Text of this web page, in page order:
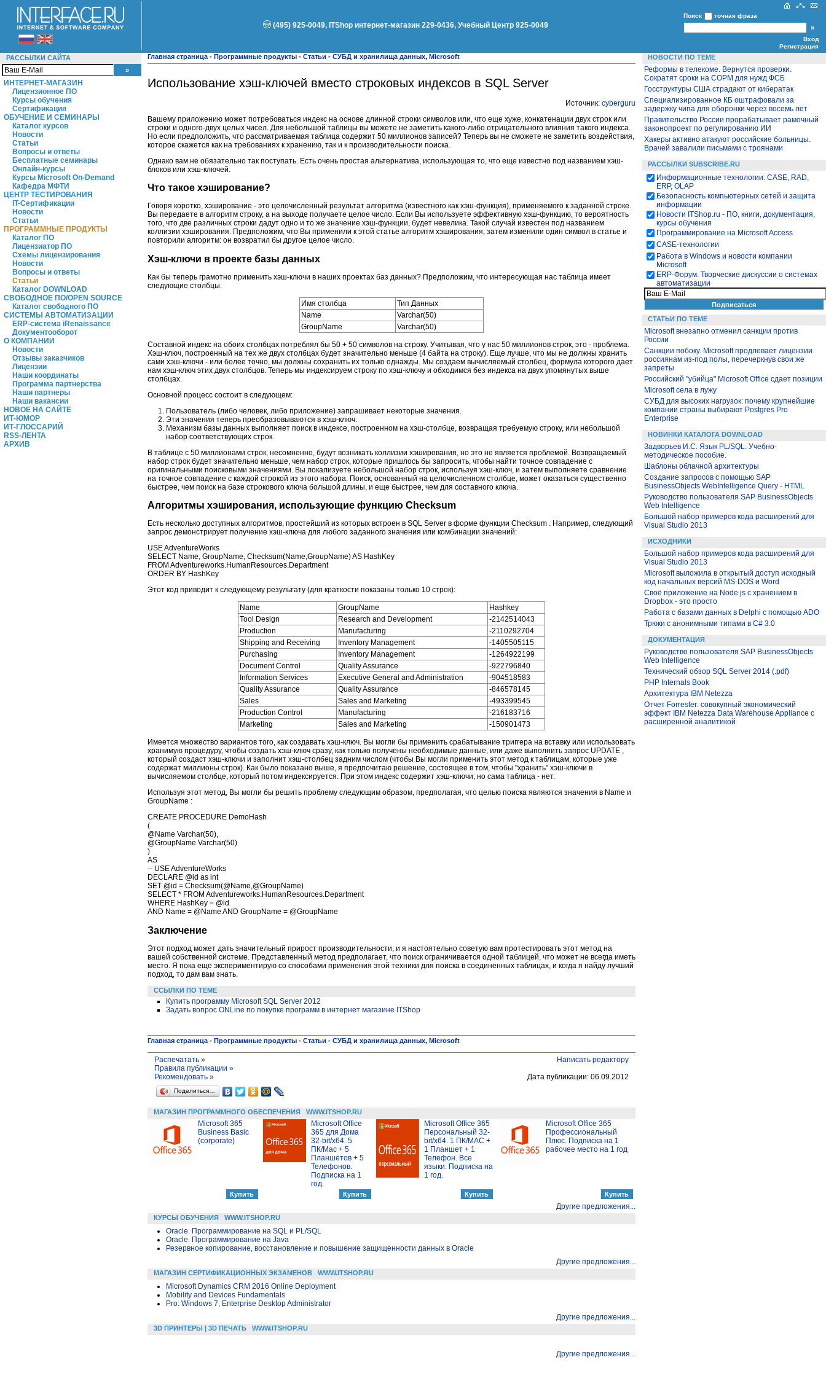
(495) 925-0049, ITShop интернет-магазин 229-0436, Учебный Центр 925-0049
Поиск точная фраза
Вход
Регистрация
РАССЫЛКИ САЙТА
ИНТЕРНЕТ-МАГАЗИН
Лицензионное ПО
Курсы обучения
Сертификация
ОБУЧЕНИЕ И СЕМИНАРЫ
Каталог курсов
Новости
Статьи
Вопросы и ответы
Бесплатные семинары
Онлайн-курсы
Курсы Microsoft On-Demand
Кафедра МФТИ
ЦЕНТР ТЕСТИРОВАНИЯ
IT-Сертификации
Новости
Статьи
ПРОГРАММНЫЕ ПРОДУКТЫ
Каталог ПО
Лицензиатор ПО
Схемы лицензирования
Новости
Вопросы и ответы
Статьи
Каталог DOWNLOAD
СВОБОДНОЕ ПО/OPEN SOURCE
Каталог свободного ПО
СИСТЕМЫ АВТОМАТИЗАЦИИ
ERP-система iRenaissance
Документооборот
О КОМПАНИИ
Новости
Отзывы заказчиков
Лицензии
Наши координаты
Программа партнерства
Наши партнеры
Наши вакансии
НОВОЕ НА САЙТЕ
ИТ-ЮМОР
ИТ-ГЛОССАРИЙ
RSS-ЛЕНТА
АРХИВ
Главная страница - Программные продукты - Статьи - СУБД и хранилища данных, Microsoft
Использование хэш-ключей вместо строковых индексов в SQL Server
Источник: cyberguru
Вашему приложению может потребоваться индекс на основе длинной строки символов или, что еще хуже, конкатенации двух строк или
строки и одного-двух целых чисел. Для небольшой таблицы вы можете не заметить какого-либо отрицательного влияния такого индекса.
Но если предположить, что рассматриваемая таблица содержит 50 миллионов записей? Теперь вы не сможете не заметить воздействия,
которое скажется как на требованиях к хранению, так и к производительности поиска.
Однако вам не обязательно так поступать. Есть очень простая альтернатива, использующая то, что еще известно под названием хэш-
блоков или хэш-ключей.
Что такое хэширование?
Говоря коротко, хэширование - это целочисленный результат алгоритма (известного как хэш-функция), применяемого к заданной строке.
Вы передаете в алгоритм строку, а на выходе получаете целое число. Если Вы используете эффективную хэш-функцию, то вероятность
того, что две различных строки дадут одно и то же значение хэш-функции, будет невелика. Такой случай известен под названием
коллизии хэширования. Предположим, что Вы применили к этой статье алгоритм хэширования, затем изменили один символ в статье и
повторили алгоритм: он возвратил бы другое целое число.
Хэш-ключи в проекте базы данных
Как бы теперь грамотно применить хэш-ключи в наших проектах баз данных? Предположим, что интересующая нас таблица имеет
следующие столбцы:
Имя столбца
Тип Данных
Name
Varchar(50)
GroupName
Varchar(50)
Составной индекс на обоих столбцах потреблял бы 50 + 50 символов на строку. Учитывая, что у нас 50 миллионов строк, это - проблема.
Хэш-ключ, построенный на тех же двух столбцах будет значительно меньше (4 байта на строку). Еще лучше, что мы не должны хранить
сами хэш-ключи - или более точно, мы должны сохранить их только однажды. Мы создаем вычисляемый столбец, формула которого дает
нам хэш-ключ этих двух столбцов. Теперь мы индексируем строку по хэш-ключу и обходимся без индекса на двух упомянутых выше
столбцах.
Основной процесс состоит в следующем:
Пользователь (либо человек, либо приложение) запрашивает некоторые значения.
Эти значения теперь преобразовываются в хэш-ключ.
Механизм базы данных выполняет поиск в индексе, построенном на хэш-столбце, возвращая требуемую строку, или небольшой
набор соответствующих строк.
В таблице с 50 миллионами строк, несомненно, будут возникать коллизии хэширования, но это не является проблемой. Возвращаемый
набор строк будет значительно меньше, чем набор строк, которые пришлось бы запросить, чтобы найти точное совпадение с
оригинальными поисковыми значениями. Вы локализуете небольшой набор строк, используя хэш-ключ, и затем выполняете сравнение
на точное совпадение с каждой строкой из этого набора. Поиск, основанный на целочисленном столбце, может оказаться существенно
быстрее, чем поиск на базе строкового ключа большой длины, и еще быстрее, чем для составного ключа.
Алгоритмы хэширования, использующие функцию Checksum
Есть несколько доступных алгоритмов, простейший из которых встроен в SQL Server в форме функции Checksum . Например, следующий
запрос демонстрирует получение хэш-ключа для любого заданного значения или комбинации значений:
USE AdventureWorks
SELECT Name, GroupName, Checksum(Name,GroupName) AS HashKey
FROM Adventureworks.HumanResources.Department
ORDER BY HashKey
Этот код приводит к следующему результату (для краткости показаны только 10 строк):
Name GroupName
Hashkey
Tool Design
Research and Development
-2142514043
Production
Manufacturing
-2110292704
Shipping and Receiving
Inventory Management
-1405505115
Purchasing
Inventory Management
-1264922199
Document Control
Quality Assurance
-922796840
Information Services
Executive General and Administration
-904518583
Quality Assurance
Quality Assurance
-846578145
Sales
Sales and Marketing
-493399545
Production Control
Manufacturing
-216183716
Marketing
Sales and Marketing -150901473
Имеется множество вариантов того, как создавать хэш-ключ. Вы могли бы применить срабатывание триггера на вставку или использовать
хранимую процедуру, чтобы создать хэш-ключ сразу, как только получены необходимые данные, или даже выполнить запрос UPDATE ,
который создаст хэш-ключи и заполнит хэш-столбец задним числом (чтобы Вы могли применить этот метод к таблицам, которые уже
содержат миллионы строк). Как было показано выше, я предпочитаю решение, состоящее в том, чтобы "хранить" хэш-ключи в
вычисляемом столбце, который потом индексируется. При этом индекс содержит хэш-ключи, но сама таблица - нет.
Используя этот метод, Вы могли бы решить проблему следующим образом, предполагая, что целью поиска являются значения в Name и
GroupName :
CREATE PROCEDURE DemoHash
(
@Name Varchar(50),
@GroupName Varchar(50)
)
AS
-- USE AdventureWorks
DECLARE @id as int
SET @id = Checksum(@Name,@GroupName)
SELECT * FROM Adventureworks.HumanResources.Department
WHERE HashKey = @id
AND Name = @Name AND GroupName = @GroupName
Заключение
Этот подход может дать значительный прирост производительности, и я настоятельно советую вам протестировать этот метод на
вашей собственной системе. Представленный метод предполагает, что поиск ограничивается одной таблицей, что может не всегда иметь
место. Я пока еще экспериментирую со способами применения этой техники для поиска в соединенных таблицах, и когда я найду лучший
подход, то дам вам знать.
ССЫЛКИ ПО ТЕМЕ
Купить программу Microsoft SQL Server 2012
Задать вопрос ONLine по покупке программ в интернет магазине ITShop
Главная страница - Программные продукты - Статьи - СУБД и хранилища данных, Microsoft
Распечатать »
Правила публикации »
Написать редактору
Рекомендовать »
Дата публикации: 06.09.2012
Поделиться…
МАГАЗИН ПРОГРАММНОГО ОБЕСПЕЧЕНИЯ WWW.ITSHOP.RU
Microsoft 365
Business Basic
(corporate)
Microsoft Office
365 для Дома
32-bit/x64. 5
ПК/Mac + 5
Планшетов + 5
Телефонов.
Подписка на 1
год.
Microsoft Office 365
Персональный 32-
bit/x64. 1 ПК/MAC +
1 Планшет + 1
Телефон. Все
языки. Подписка на
1 год.
Microsoft Office 365
Профессиональный
Плюс. Подписка на 1
рабочее место на 1 год
Другие предложения...
КУРСЫ ОБУЧЕНИЯ WWW.ITSHOP.RU
Oracle. Программирование на SQL и PL/SQL
Oracle. Программирование на Java
Резервное копирование, восстановление и повышение защищенности данных в Oracle
Другие предложения...
МАГАЗИН СЕРТИФИКАЦИОННЫХ ЭКЗАМЕНОВ WWW.ITSHOP.RU
Microsoft Dynamics CRM 2016 Online Deployment
Mobility and Devices Fundamentals
Pro: Windows 7, Enterprise Desktop Administrator
Другие предложения...
3D ПРИНТЕРЫ | 3D ПЕЧАТЬ WWW.ITSHOP.RU
Другие предложения...
НОВОСТИ ПО ТЕМЕ
Реформы в телекоме. Вернутся проверки.
Сократят сроки на СОРМ для нужд ФСБ
Госструктуры США страдают от кибератак
Специализированное КБ оштрафовали за
задержку чипа для оборонки через восемь лет
Правительство России прорабатывает рамочный
законопроект по регулированию ИИ
Хакеры активно атакуют российские больницы.
Врачей завалили письмами с троянами
РАССЫЛКИ SUBSCRIBE.RU
Информационные технологии: CASE, RAD,
ERP, OLAP
Безопасность компьютерных сетей и защита
информации
Новости ITShop.ru - ПО, книги, документация,
курсы обучения
Программирование на Microsoft Access
CASE-технологии
Работа в Windows и новости компании
Microsoft
ЕRP-Форум. Творческие дискуссии о системах
автоматизации
СТАТЬИ ПО ТЕМЕ
Microsoft внезапно отменил санкции против
России
Санкции побоку. Microsoft продлевает лицензии
россиянам из-под полы, перечеркнув свои же
запреты
Российский "убийца" Microsoft Office сдает позиции
Microsoft села в лужу
СУБД для высоких нагрузок: почему крупнейшие
компании страны выбирают Postgres Pro
Enterprise
НОВИНКИ КАТАЛОГА DOWNLOAD
Задворьев И.С. Язык PL/SQL. Учебно-
методическое пособие.
Шаблоны облачной архитектуры
Создание запросов с помощью SAP
BusinessObjects WebIntelligence Query - HTML
Руководство пользователя SAP BusinessObjects
Web Intelligence
Большой набор примеров кода расширений для
Visual Studio 2013
ИСХОДНИКИ
Большой набор примеров кода расширений для
Visual Studio 2013
Microsoft выложила в открытый доступ исходный
код начальных версий MS-DOS и Word
Своё приложение на Node.js с хранением в
Dropbox - это просто
Работа с базами данных в Delphi с помощью ADO
Трюки с анонимными типами в C# 3.0
ДОКУМЕНТАЦИЯ
Руководство пользователя SAP BusinessObjects
Web Intelligence
Технический обзор SQL Server 2014 (.pdf)
PHP Internals Book
Архитектура IBM Netezza
Отчет Forrester: совокупный экономический
эффект IBM Netezza Data Warehouse Appliance с
расширенной аналитикой